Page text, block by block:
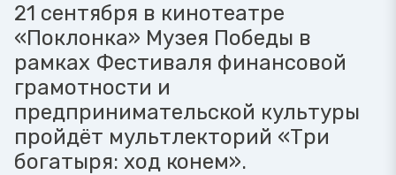
21 сентября в кинотеатре
«Поклонка» Музея Победы в
рамках Фестиваля финансовой
грамотности и
предпринимательской культуры
пройдёт мультлекторий «Три
богатыря: ход конем».